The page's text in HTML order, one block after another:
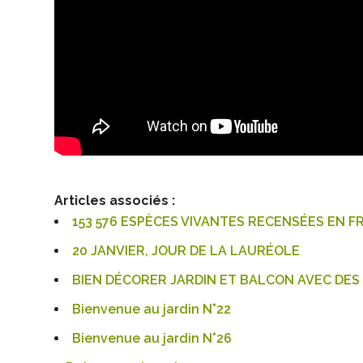
Articles associés :
153 576 ESPÈCES VIVANTES RECENSÉES EN
20 JANVIER, JOUR DE LA LAURÉOLE
BIEN DÉCORER JARDIN ET BALCON AVEC
Bienvenue au jardin N°22
Bienvenue au jardin N°26